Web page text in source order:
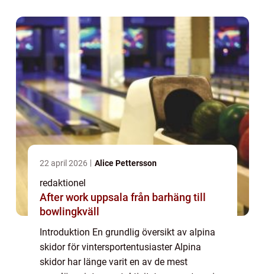
al...
22 april 2026 Alice Pettersson
redaktionel
After work uppsala från barhäng till
bowlingkväll
Introduktion En grundlig översikt av alpina
skidor för vintersportentusiaster Alpina
skidor har länge varit en av de mest